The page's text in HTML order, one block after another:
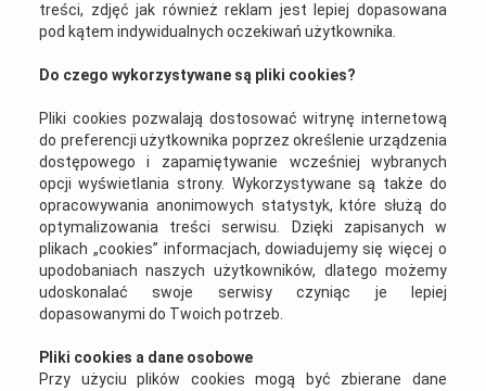
treści, zdjęć jak również reklam jest lepiej dopasowana
pod kątem indywidualnych oczekiwań użytkownika.
Do czego wykorzystywane są pliki cookies?
Pliki cookies pozwalają dostosować witrynę internetową
do preferencji użytkownika poprzez określenie urządzenia
dostępowego i zapamiętywanie wcześniej wybranych
opcji wyświetlania strony. Wykorzystywane są także do
opracowywania anonimowych statystyk, które służą do
optymalizowania treści serwisu. Dzięki zapisanych w
plikach „cookies” informacjach, dowiadujemy się więcej o
upodobaniach naszych użytkowników, dlatego możemy
udoskonalać swoje serwisy czyniąc je lepiej
dopasowanymi do Twoich potrzeb.
Pliki cookies a dane osobowe
Przy użyciu plików cookies mogą być zbierane dane